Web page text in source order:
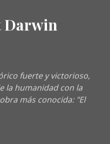
Darwin
fuerte y victorioso,
la humanidad con la
más conocida: "El